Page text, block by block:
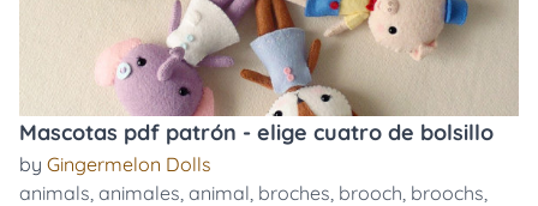
Mascotas pdf patrón - elige cuatro de bolsillo
by Gingermelon Dolls
animals, animales, animal, broches, brooch, broochs,